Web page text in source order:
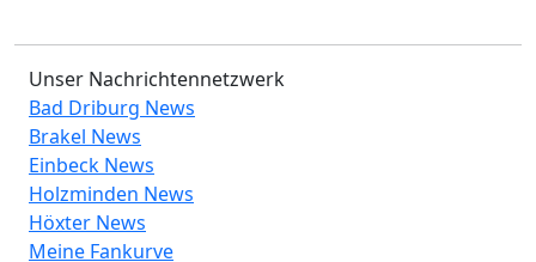
Unser Nachrichtennetzwerk
Bad Driburg News
Brakel News
Einbeck News
Holzminden News
Höxter News
Meine Fankurve